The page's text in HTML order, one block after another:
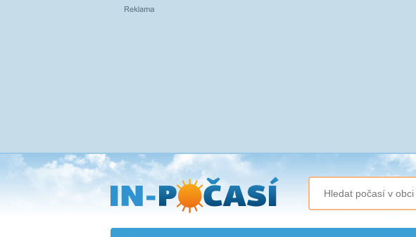
Přejít
na
hlavní
obsah